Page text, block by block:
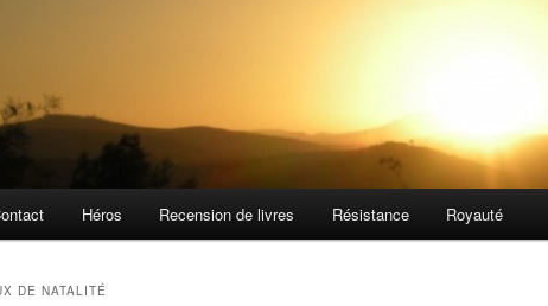
Héros Recension de livres Résistance Royauté
DE NATALITÉ